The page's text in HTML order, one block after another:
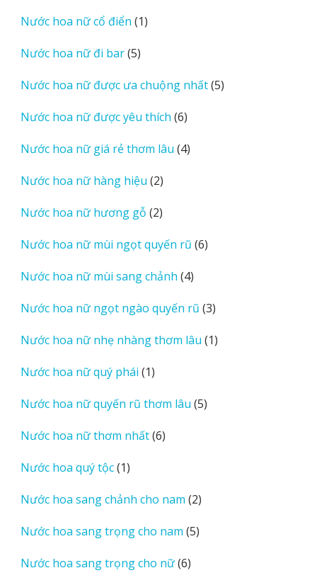
Nước hoa nữ cổ điển 11
Nước hoa nữ đi bar 55
phẩm
Nước hoa nữ được ưa chuộng nhất 55
Nước hoa nữ được yêu thích 66
phẩm
Nước hoa nữ giá rẻ thơm lâu 44
Nước hoa nữ hàng hiệu 22
phẩm
Nước hoa nữ hương gỗ 22
phẩm
Nước hoa nữ mùi ngọt quyến rũ 66
Nước hoa nữ mùi sang chảnh 44
phẩm
Nước hoa nữ ngọt ngào quyến rũ 33
phẩm
Nước hoa nữ nhẹ nhàng thơm lâu 11
Nước hoa nữ quý phái 11
phẩm
Nước hoa nữ quyến rũ thơm lâu 55
Nước hoa nữ thơm nhất 66
Nước hoa quý tộc 11
phẩm
Nước hoa sang chảnh cho nam 22
phẩm
Nước hoa sang trọng cho nam 55
Nước hoa sang trọng cho nữ 66